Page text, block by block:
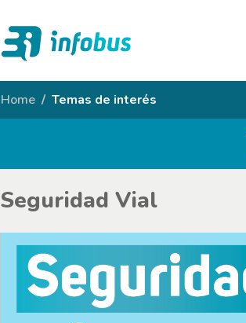
Home Temas de interés
Seguridad Vial